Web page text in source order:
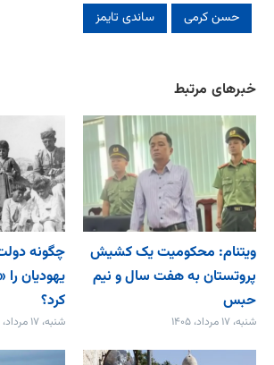
حسن کرمی
ساندی تایمز
خبرهای مرتبط
ویتنام: محکومیت یک کشیش
پروتستان به هفت سال و نیم
حبس
شنبه، ۱۷ مرداد، ۱۴۰۵
چگونه
یهودیان
کرد؟
شنبه، ۱۷ مرداد، ۱۴۰۵